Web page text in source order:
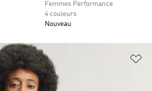
Femmes Performance
4 couleurs
Nouveau